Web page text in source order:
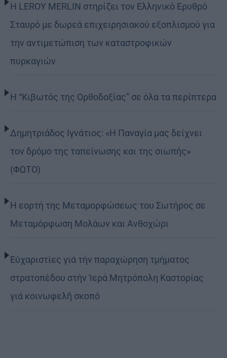
Η LEROY MERLIN στηρίζει τον Ελληνικό Ερυθρό
Σταυρό με δωρεά επιχειρησιακού εξοπλισμού για
την αντιμετώπιση των καταστροφικών
πυρκαγιών
Η “Κιβωτός της Ορθοδοξίας” σε όλα τα περίπτερα
Δημητριάδος Ιγνάτιος: «Η Παναγία μας δείχνει
τον δρόμο της ταπείνωσης και της σιωπής»
(ΦΩΤΟ)
Η εορτή της Μεταμορφώσεως του Σωτήρος σε
Μεταμόρφωση Μολάων και Ανθοχώρι
Εὐχαριστίες γιά τήν παραχώρηση τμήματος
στρατοπέδου στήν Ἱερά Μητρόπολη Καστορίας
γιά κοινωφελῆ σκοπό